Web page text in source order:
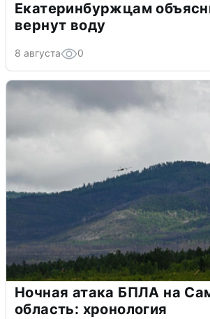
Екатеринбуржцам
вернут воду
8 августа 0
Ночная атака БПЛА на
область: хронология